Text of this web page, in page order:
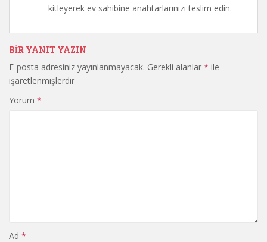
kitleyerek ev sahibine anahtarlarınızı teslim edin.
BIR YANIT YAZIN
E-posta adresiniz yayınlanmayacak. Gerekli alanlar * ile
işaretlenmişlerdir
Yorum *
Ad *